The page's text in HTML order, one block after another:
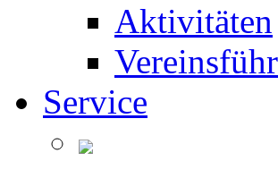
Aktivitäten
Service